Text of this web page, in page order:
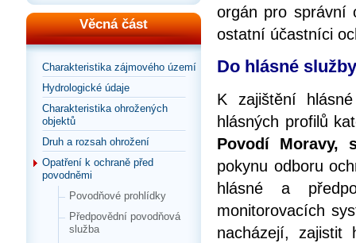
Věcná část
Charakteristika zájmového území
Hydrologické údaje
Charakteristika ohrožených
objektů
Druh a rozsah ohrožení
Opatření k ochraně před
povodněmi
Povodňové prohlídky
Předpovědní povodňová
služba
orgán pro správní
ostatní účastníci
Do hlásné
K zajištění
hlásných profilů
Povodí Moravy,
pokynu odboru
hlásné a
monitorovacích
nacházejí, zajistit